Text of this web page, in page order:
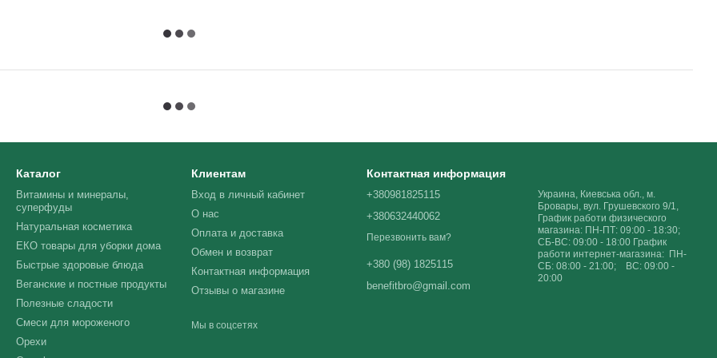
Каталог
Витамины и минералы,
суперфуды
Натуральная косметика
ЕКО товары для уборки дома
Быстрые здоровые блюда
Веганские и постные продукты
Полезные сладости
Смеси для мороженого
Орехи
Клиентам
Вход в личный кабинет
О нас
Оплата и доставка
Обмен и возврат
Контактная информация
Отзывы о магазине
Мы в соцсетях
Контактная информация
+380981825115
+380632440062
Перезвонить вам?
+380 (98) 1825115
benefitbro@gmail.com
Украина, Киевська обл., м.
Бровары, вул. Грушевского 9/1,
График работи физического
магазина: ПН-ПТ: 09:00 - 18:30;
СБ-ВС: 09:00 - 18:00 График
работи интернет-магазина: ПН-
СБ: 08:00 - 21:00; ВС: 09:00 -
20:00